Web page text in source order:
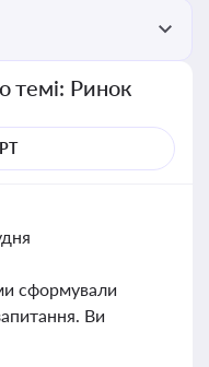
темі: Ринок
сформували
Ви